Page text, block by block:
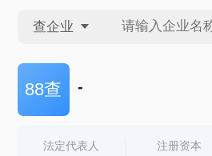
查企业
查企业
88查 -
法定代表人 注册资本